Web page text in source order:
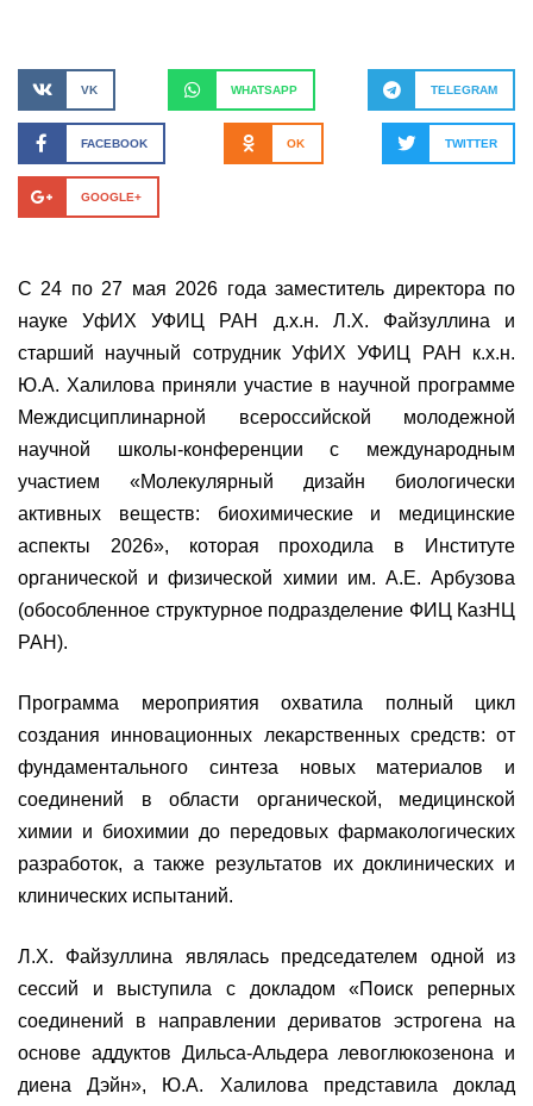
VK WHATSAPP TELEGRAM
FACEBOOK OK TWITTER
GOOGLE+
С 24 по 27 мая 2026 года заместитель директора по
науке УфИХ УФИЦ РАН д.х.н. Л.Х. Файзуллина и
старший научный сотрудник УфИХ УФИЦ РАН к.х.н.
Ю.А. Халилова приняли участие в научной программе
Междисциплинарной всероссийской молодежной
научной школы-конференции с международным
участием «Молекулярный дизайн биологически
активных веществ: биохимические и медицинские
аспекты 2026», которая проходила в Институте
органической и физической химии им. А.Е. Арбузова
(обособленное структурное подразделение ФИЦ КазНЦ
РАН).
Программа мероприятия охватила полный цикл
создания инновационных лекарственных средств: от
фундаментального синтеза новых материалов и
соединений в области органической, медицинской
химии и биохимии до передовых фармакологических
разработок, а также результатов их доклинических и
клинических испытаний.
Л.Х. Файзуллина являлась председателем одной из
сессий и выступила с докладом «Поиск реперных
соединений в направлении дериватов эстрогена на
основе аддуктов Дильса-Альдера левоглюкозенона и
диена Дэйн», Ю.А. Халилова представила доклад